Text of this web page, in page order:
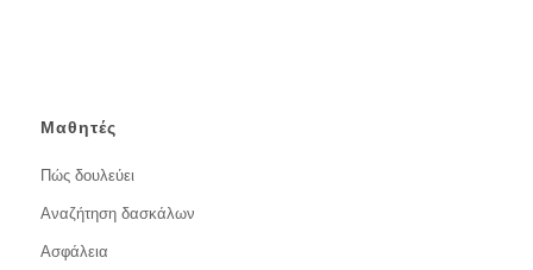
Μαθητές
Πώς δουλεύει
Αναζήτηση δασκάλων
Ασφάλεια